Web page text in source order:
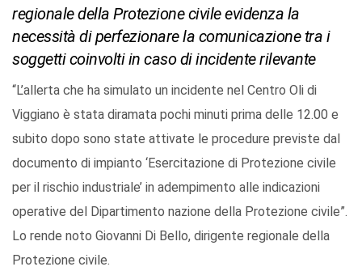
regionale della Protezione civile evidenza la
necessità di perfezionare la comunicazione tra i
soggetti coinvolti in caso di incidente rilevante
“L’allerta che ha simulato un incidente nel Centro Oli di
Viggiano è stata diramata pochi minuti prima delle 12.00 e
subito dopo sono state attivate le procedure previste dal
documento di impianto ‘Esercitazione di Protezione civile
per il rischio industriale’ in adempimento alle indicazioni
operative del Dipartimento nazione della Protezione civile”.
Lo rende noto Giovanni Di Bello, dirigente regionale della
Protezione civile.